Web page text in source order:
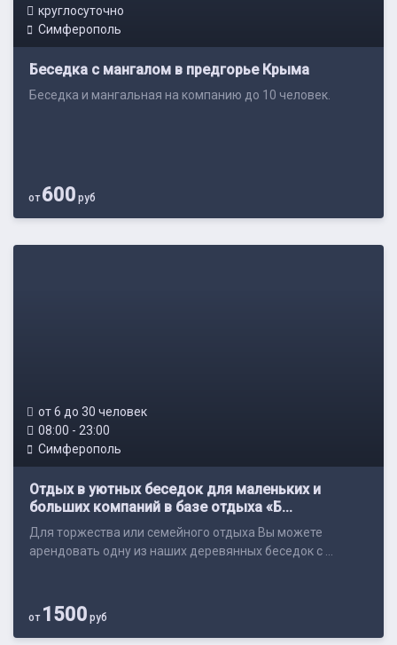
круглосуточно
Симферополь
Беседка с мангалом в предгорье Крыма
Беседка и мангальная на компанию до 10 человек.
от600 руб
от 6 до 30 человек
08:00 - 23:00
Симферополь
Отдых в уютных беседок для маленьких и
больших компаний в базе отдыха «Б...
Для торжества или семейного отдыха Вы можете
арендовать одну из наших деревянных беседок с ...
от 1500 руб